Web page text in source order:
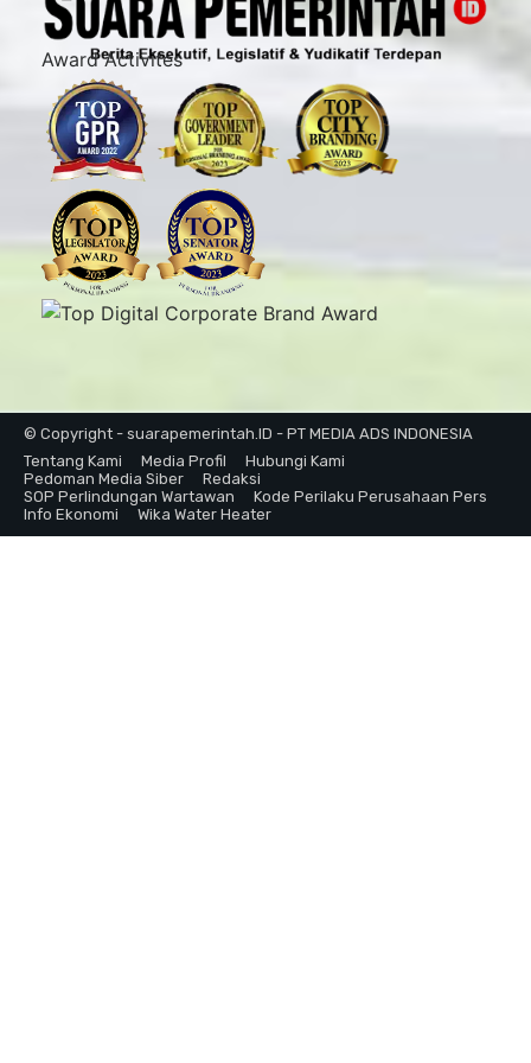
Award Activites
© Copyright - suarapemerintah.ID - PT MEDIA ADS INDONESIA
Tentang Kami
Media Profil
Hubungi Kami
Pedoman Media Siber
Redaksi
SOP Perlindungan Wartawan
Kode Perilaku Perusahaan Pers
Info Ekonomi
Wika Water Heater